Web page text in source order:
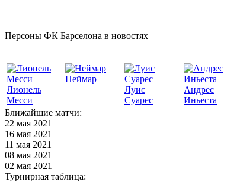
Персоны ФК Барселона в новостях
Лионель
Месси
Неймар
Луис
Суарес
Андрес
Иньеста
Ближайшие матчи:
22 мая 2021
16 мая 2021
11 мая 2021
08 мая 2021
02 мая 2021
Турнирная таблица: